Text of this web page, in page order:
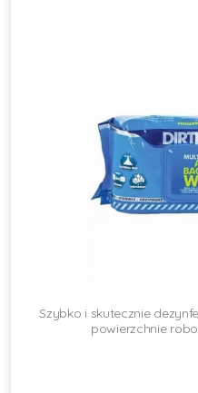
Szybko i skutecznie
powierzchnie